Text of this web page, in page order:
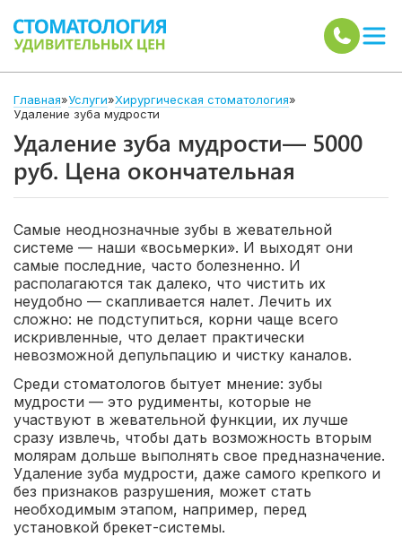
Главная»Услуги»Хирургическая стоматология»
Удаление зуба мудрости
Удаление зуба мудрости— 5000
руб. Цена окончательная
Самые неоднозначные зубы в жевательной
системе — наши «восьмерки». И выходят они
самые последние, часто болезненно. И
располагаются так далеко, что чистить их
неудобно — скапливается налет. Лечить их
сложно: не подступиться, корни чаще всего
искривленные, что делает практически
невозможной депульпацию и чистку каналов.
Среди стоматологов бытует мнение: зубы
мудрости — это рудименты, которые не
участвуют в жевательной функции, их лучше
сразу извлечь, чтобы дать возможность вторым
молярам дольше выполнять свое предназначение.
Удаление зуба мудрости, даже самого крепкого и
без признаков разрушения, может стать
необходимым этапом, например, перед
установкой брекет-системы.